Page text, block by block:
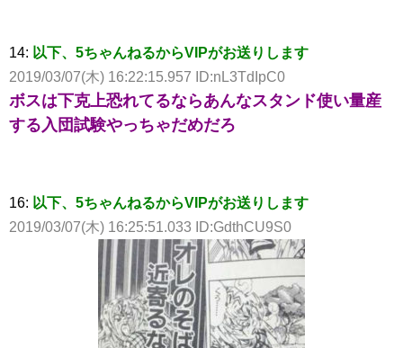
14: 以下、5ちゃんねるからVIPがお送りします
2019/03/07(木) 16:22:15.957 ID:nL3TdIpC0
ボスは下克上恐れてるならあんなスタンド使い量産
する入団試験やっちゃだめだろ
16: 以下、5ちゃんねるからVIPがお送りします
2019/03/07(木) 16:25:51.033 ID:GdthCU9S0